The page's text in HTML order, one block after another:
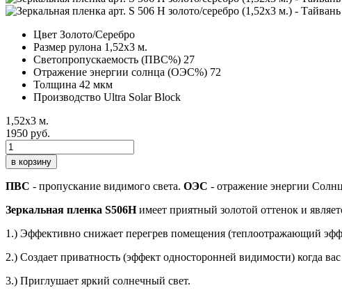
Цвет Золото/Серебро
Размер рулона 1,52х3 м.
Светопропускаемость (ПВС%) 27
Отражение энергии солнца (ОЭС%) 72
Толщина 42 мкм
Производство Ultra Solar Block
1,52х3 м.
1950 руб.
в корзину
ПВС - пропускание видимого света. ОЭС - отражение энергии
Зеркальная пленка S506Hимеет приятный золотой оттенок и
1.) Эффективно снижает перегрев помещения (теплоотражающий
2.) Создает приватность (эффект односторонней видимости) когда
3.) Приглушает яркий солнечный свет.